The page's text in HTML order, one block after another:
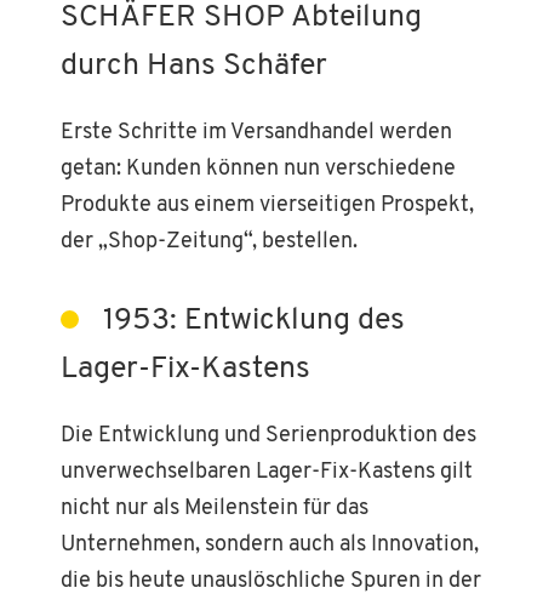
SCHÄFER SHOP Abteilung
durch Hans Schäfer
Erste Schritte im Versandhandel werden
getan: Kunden können nun verschiedene
Produkte aus einem vierseitigen Prospekt,
der „Shop-Zeitung“, bestellen.
1953: Entwicklung des
Lager-Fix-Kastens
Die Entwicklung und Serienproduktion des
unverwechselbaren Lager-Fix-Kastens gilt
nicht nur als Meilenstein für das
Unternehmen, sondern auch als Innovation,
die bis heute unauslöschliche Spuren in der